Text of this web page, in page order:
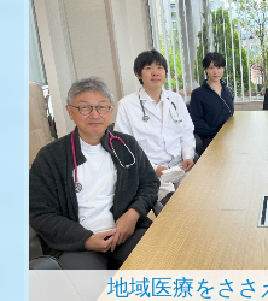
烏山はなクリニック
グループホームもも
往診します
内科外来予約
地域医療をささ